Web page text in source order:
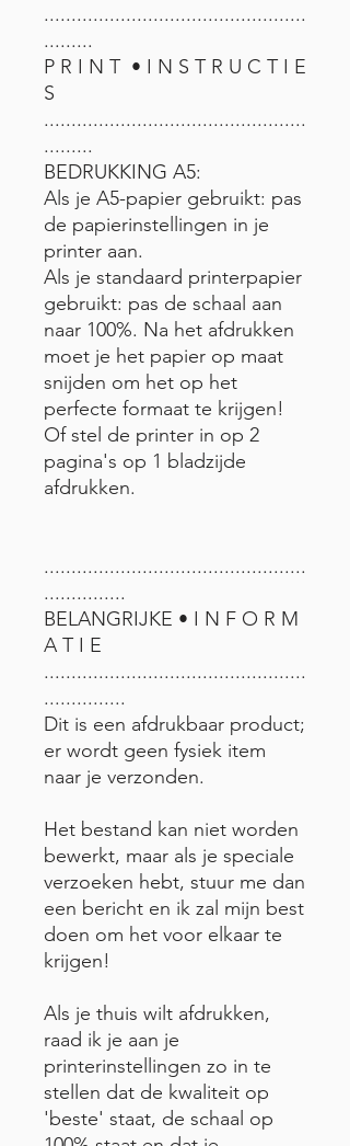
................................................
.........
P R I N T • I N S T R U C T I E
S
................................................
.........
BEDRUKKING A5:
Als je A5-papier gebruikt: pas
de papierinstellingen in je
printer aan.
Als je standaard printerpapier
gebruikt: pas de schaal aan
naar 100%. Na het afdrukken
moet je het papier op maat
snijden om het op het
perfecte formaat te krijgen!
Of stel de printer in op 2
pagina's op 1 bladzijde
afdrukken.
................................................
...............
BELANGRIJKE • I N F O R M
A T I E
................................................
...............
Dit is een afdrukbaar product;
er wordt geen fysiek item
naar je verzonden.
Het bestand kan niet worden
bewerkt, maar als je speciale
verzoeken hebt, stuur me dan
een bericht en ik zal mijn best
doen om het voor elkaar te
krijgen!
Als je thuis wilt afdrukken,
raad ik je aan je
printerinstellingen zo in te
stellen dat de kwaliteit op
'beste' staat, de schaal op